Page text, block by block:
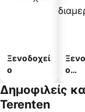
Ξενοδοχεί
ο
ο
άτων
Δημοφιλείς
Terenten